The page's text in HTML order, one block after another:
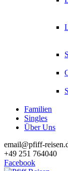
Familien
Singles
Über Uns
email@pfiff-
+49 251 764040
Facebook